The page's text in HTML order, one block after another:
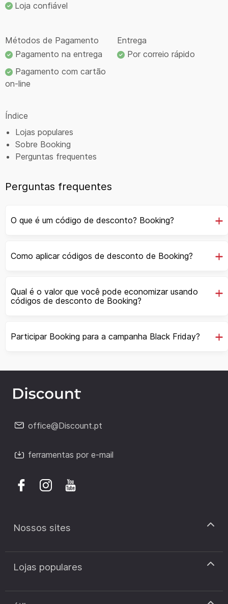
Loja confiável
Métodos de Pagamento
Pagamento na entrega
Pagamento com cartão
on-line
Entrega
Por correio rápido
Índice
Lojas populares
Sobre Booking
Perguntas frequentes
Perguntas frequentes
O que é um código de desconto? Booking?
Como aplicar códigos de desconto de Booking?
Qual é o valor que você pode economizar usando
códigos de desconto de Booking?
Participar Booking para a campanha Black Friday?
office@Discount.pt
ferramentas por e-mail
Nossos sites
discount.pt
discount.sk
Lojas populares
Cupão de desconto Zooplus